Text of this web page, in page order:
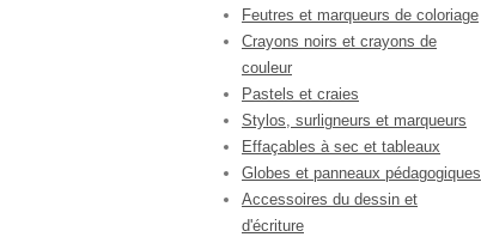
Feutres et marqueurs de coloriage
Crayons noirs et crayons de
couleur
Pastels et craies
Stylos, surligneurs et marqueurs
Effaçables à sec et tableaux
Globes et panneaux pédagogiques
Accessoires du dessin et
d'écriture